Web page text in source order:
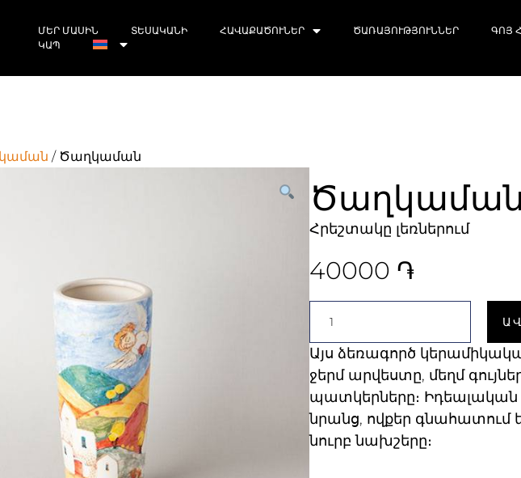
ՄԵՐ ՄԱՍԻՆ ՏԵՍԱԿԱՆԻ ՀԱՎԱՔԱԾՈՒՆԵՐ ԾԱՌԱՅՈՒԹՅՈՒՆՆԵՐ ԳՈՅ
ԿԱՊ
/ Ծաղկաման
Ծաղկաման
Հրեշտակը լեռներում
40000 ֏
Այս ձեռագործ
ջերմ արվեստը, մեղմ
պատկերները։
նրանց, ովքեր գնահատում
նուրբ նախշերը։